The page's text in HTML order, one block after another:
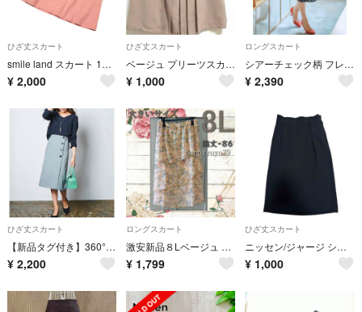
ひざ丈スカート
smile land スカート 114 ストレッチ ピンク 大きいサイズ デニム
¥ 2,000
ひざ丈スカート
ベージュ プリーツスカート ひざ丈 ゴールドボタン
¥ 1,000
ロングスカート
シアーチェック柄 フレアースカート
¥ 2,390
ひざ丈スカート
【新品タグ付き】360°ストレッチ ラップ風ミディスカート (グレンチェックS)
¥ 2,200
ロングスカート
激安新品８Lベージュ ジョーゼット花柄プリント ティアード斜3段スカート大きい
¥ 1,799
ひざ丈スカート
ニッセン/ジャージ シリーズ カットソー ラップ風タイト サッシュ ベルト 付
¥ 1,000